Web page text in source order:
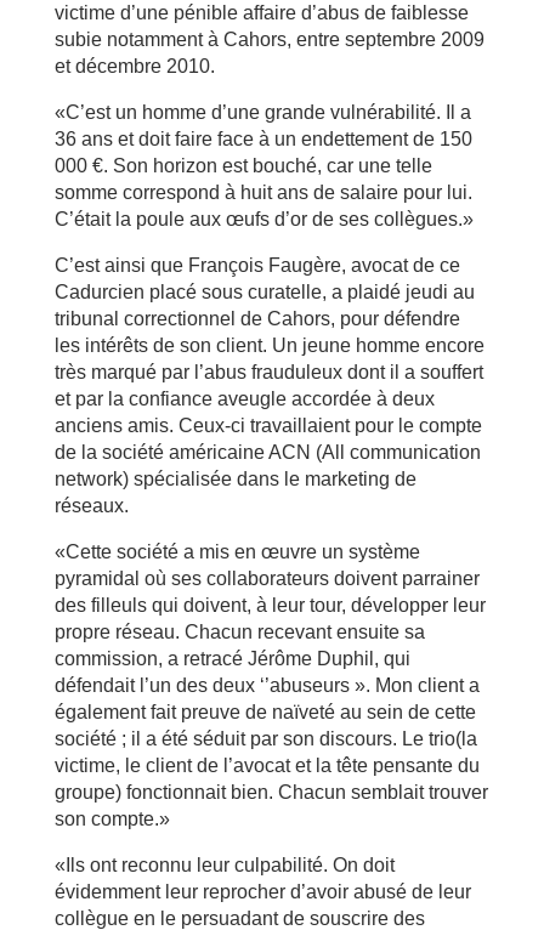
victime d’une pénible affaire d’abus de faiblesse
subie notamment à Cahors, entre septembre 2009
et décembre 2010.
«C’est un homme d’une grande vulnérabilité. Il a
36 ans et doit faire face à un endettement de 150
000 €. Son horizon est bouché, car une telle
somme correspond à huit ans de salaire pour lui.
C’était la poule aux œufs d’or de ses collègues.»
C’est ainsi que François Faugère, avocat de ce
Cadurcien placé sous curatelle, a plaidé jeudi au
tribunal correctionnel de Cahors, pour défendre
les intérêts de son client. Un jeune homme encore
très marqué par l’abus frauduleux dont il a souffert
et par la confiance aveugle accordée à deux
anciens amis. Ceux-ci travaillaient pour le compte
de la société américaine ACN (All communication
network) spécialisée dans le marketing de
réseaux.
«Cette société a mis en œuvre un système
pyramidal où ses collaborateurs doivent parrainer
des filleuls qui doivent, à leur tour, développer leur
propre réseau. Chacun recevant ensuite sa
commission, a retracé Jérôme Duphil, qui
défendait l’un des deux ‘’abuseurs ». Mon client a
également fait preuve de naïveté au sein de cette
société ; il a été séduit par son discours. Le trio(la
victime, le client de l’avocat et la tête pensante du
groupe) fonctionnait bien. Chacun semblait trouver
son compte.»
«Ils ont reconnu leur culpabilité. On doit
évidemment leur reprocher d’avoir abusé de leur
collègue en le persuadant de souscrire des